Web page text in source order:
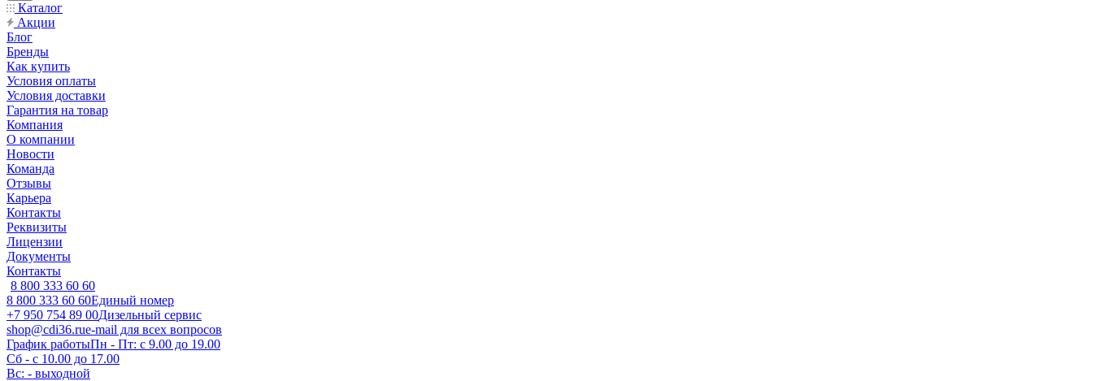
Каталог
Акции
Блог
Бренды
Как купить
Условия оплаты
Условия доставки
Гарантия на товар
Компания
О компании
Новости
Команда
Отзывы
Карьера
Контакты
Реквизиты
Лицензии
Документы
Контакты
8 800 333 60 60
8 800 333 60 60Единый номер
+7 950 754 89 00Дизельный сервис
shop@cdi36.rue-mail для всех вопросов
График работыПн - Пт: с 9.00 до 19.00
Сб - с 10.00 до 17.00
Вс: - выходной